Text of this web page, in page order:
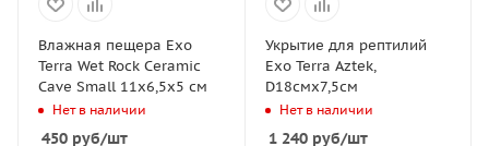
Влажная пещера Exo
Terra Wet Rock Ceramic
Cave Small 11x6,5x5 см
Нет в наличии
450 руб/шт
Укрытие для рептилий
Exo Terra Aztek,
D18смx7,5см
Нет в наличии
1 240руб/шт